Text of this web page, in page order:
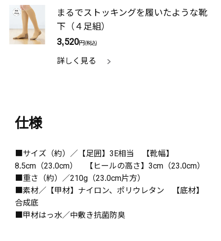
まるでストッキングを履いたような靴
下（４足組）
3,520円(税込)
詳しく見る
仕様
■サイズ（約）／【足囲】3E相当 【靴幅】
8.5cm（23.0cm） 【ヒールの高さ】3cm（23.0cm）
■重さ（約）／210g（23.0cm片方）
■素材／【甲材】ナイロン、ポリウレタン 【底材】
合成底
■甲材はっ水／中敷き抗菌防臭